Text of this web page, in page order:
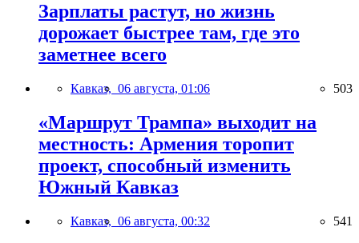
Зарплаты растут, но жизнь
дорожает быстрее там, где это
заметнее всего
Кавказ, 06 августа, 01:06 503
«Маршрут Трампа» выходит на
местность: Армения торопит
проект, способный изменить
Южный Кавказ
Кавказ, 06 августа, 00:32 541